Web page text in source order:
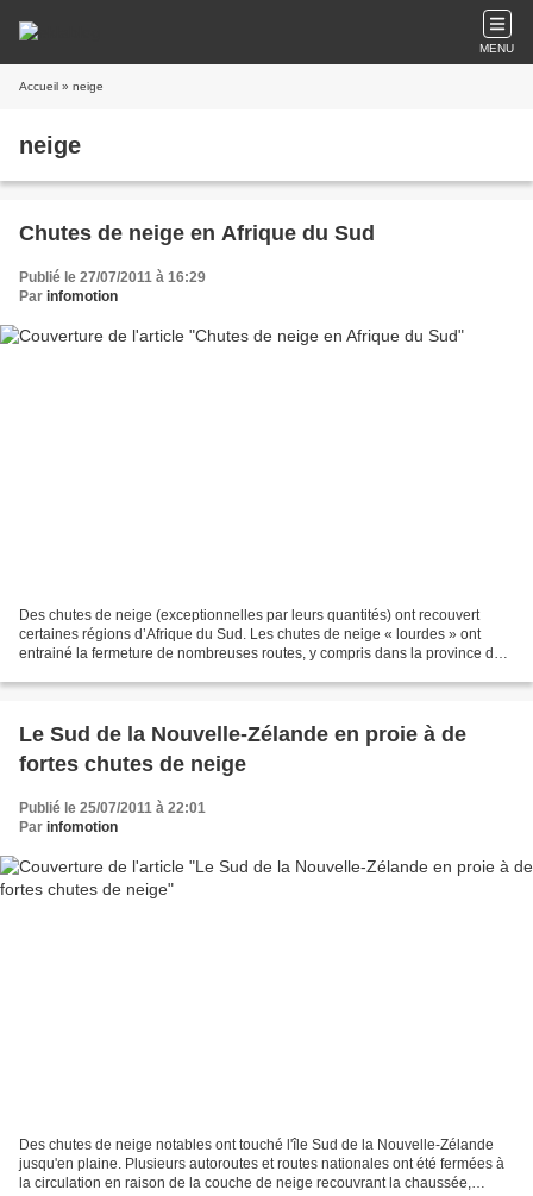
MENU
Accueil » neige
neige
Chutes de neige en Afrique du Sud
Publié le 27/07/2011 à 16:29
Par infomotion
Des chutes de neige (exceptionnelles par leurs quantités) ont recouvert
certaines régions d’Afrique du Sud. Les chutes de neige « lourdes » ont
entrainé la fermeture de nombreuses routes, y compris dans la province du
Le Sud de la Nouvelle-Zélande en proie à de
fortes chutes de neige
Publié le 25/07/2011 à 22:01
Par infomotion
Des chutes de neige notables ont touché l'île Sud de la Nouvelle-Zélande
jusqu'en plaine. Plusieurs autoroutes et routes nationales ont été fermées à
la circulation en raison de la couche de neige recouvrant la chaussée,